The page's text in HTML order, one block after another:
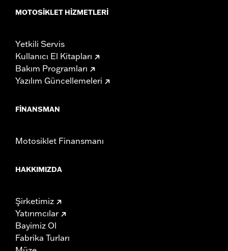
MOTOSIKLET HIZMETLERI
Yetkili Servis
Kullanıcı El Kitapları
Bakım Programları
Yazılım Güncellemeleri
FINANSMAN
Motosiklet Finansmanı
HAKKIMIZDA
Şirketimiz
Yatırımcılar
Bayimiz Ol
Fabrika Turları